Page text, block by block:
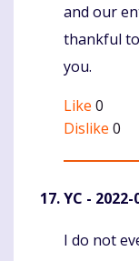
and our
thankful to
you.
Like 0
Dislike 0
YC - 2022-
I do not